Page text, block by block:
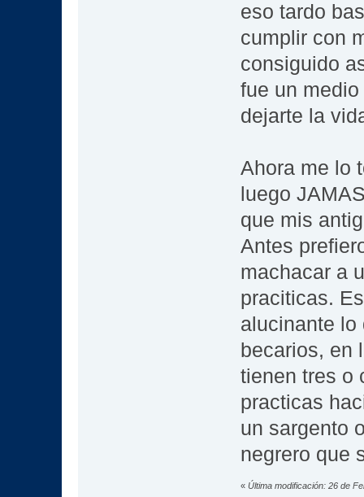
eso tardo
cumplir con
consiguido
fue un
dejarte la
Ahora me lo
luego
que mis
Antes
machacar a
praciticas.
alucinante lo
becarios, en
tienen tres o
practicas
un sargento
negrero que
« Última modificación: 26 de